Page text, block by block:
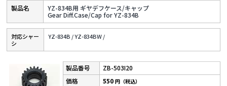
YZ-834B用 ギヤデフケース/キャップ
Gear Diff.Case/Cap for YZ-834B
対応シャー
シ
YZ-834B /YZ-834BW /
ZB-503I20
550円（税込）